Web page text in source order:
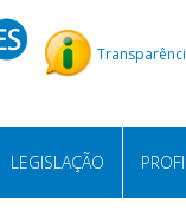
LEGISLAÇÃO